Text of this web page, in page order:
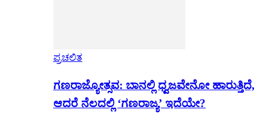
ಪ್ರಚಲಿತ
ಗಣರಾಜ್ಯೋತ್ಸವ: ಬಾನಲ್ಲಿ ಧ್ವಜವೇನೋ ಹಾರುತ್ತಿದೆ,
ಆದರೆ ನೆಲದಲ್ಲಿ ‘ಗಣರಾಜ್ಯ’ ಇದೆಯೇ?